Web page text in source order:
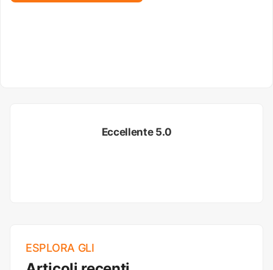
Eccellente 5.0
ESPLORA GLI